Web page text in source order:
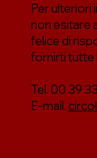
Per ulteriori
non esitare
felice di
fornirti tutte
Tel. 00 39
E-mail.